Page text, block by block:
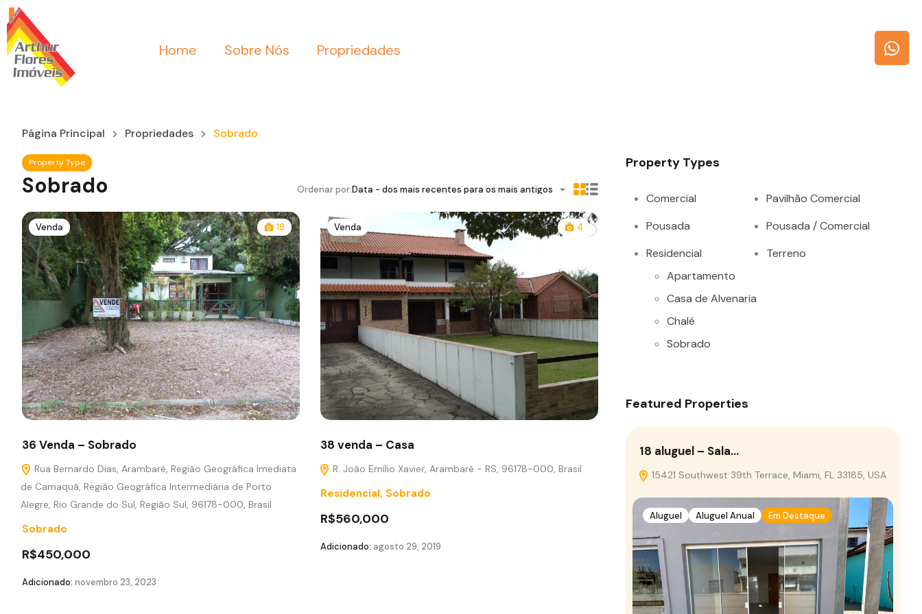
Home Sobre Nós Propriedades
Página Principal Propriedades Sobrado
Property Type
Sobrado Ordenar por:Data - dos mais recentes para os mais antigos
Venda 18
36 Venda – Sobrado
Rua Bernardo Dias, Arambaré, Região Geográfica Imediata
de Camaquã, Região Geográfica Intermediária de Porto
Alegre, Rio Grande do Sul, Região Sul, 96178-000, Brasil
Sobrado
R$450,000
Adicionado: novembro 23, 2023
Venda 4
38 venda – Casa
R. João Emílio Xavier, Arambaré - RS, 96178-000, Brasil
Residencial, Sobrado
R$560,000
Adicionado: agosto 29, 2019
Property Types
Comercial
Pavilhão Comercial
Pousada
Pousada / Comercial
Residencial
Apartamento
Casa de Alvenaria
Chalé
Sobrado
Terreno
Featured Properties
18 aluguel – Sala…
15421 Southwest 39th Terrace, Miami, FL 33185, USA
Aluguel Aluguel Anual Em Destaque